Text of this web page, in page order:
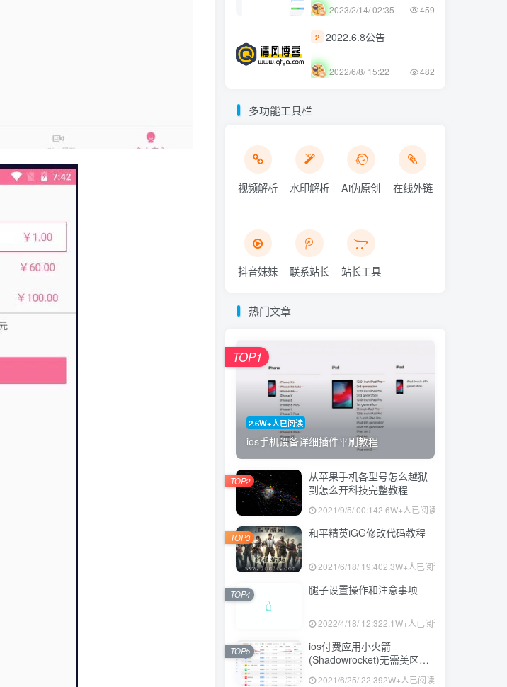
2023/2/14/ 02:35 459
2 2022.6.8公告
2022/6/8/ 15:22 482
多功能工具栏
视频解析 水印解析 Ai伪原创 在线外链
抖音妹妹 联系站长 站长工具
热门文章
2.6W+人已阅读
ios手机设备详细插件平刷教程
TOP1
从苹果手机各型号怎么越狱
到怎么开科技完整教程
2021/9/5/ 00:142.6W+人已阅读
TOP2
和平精英iGG修改代码教程
2021/6/18/ 19:402.3W+人已阅读
TOP3
腿子设置操作和注意事项
2022/4/18/ 12:322.1W+人已阅读
TOP4
ios付费应用小火箭
(Shadowrocket)无需美区苹
果ID下载安装教程
2021/6/25/ 22:392W+人已阅读
TOP5